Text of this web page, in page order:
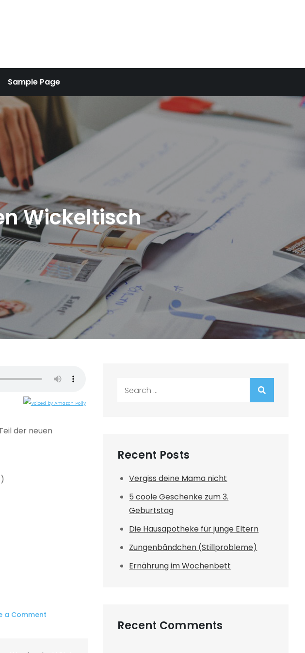
Sample Page
Wickeltisch
der neuen
a Commenton
Recent Posts
Vergiss deine Mama nicht
5 coole Geschenke zum 3.
Geburtstag
Die Hausapotheke für junge Eltern
Zungenbändchen (Stillprobleme)
Ernährung im Wochenbett
Recent Comments